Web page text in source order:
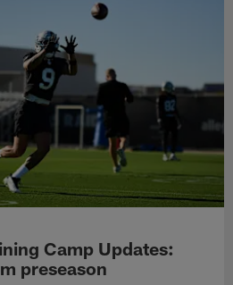
Camp Updates:
preseason